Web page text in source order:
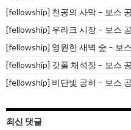
[fellowship] 천공의 사막 – 보스
[fellowship] 우라크 시장 – 보스
[fellowship] 영원한 새벽 숲 – 보
[fellowship] 갓폴 채석장 – 보스
[fellowship] 비단빛 공허 – 보스
최신 댓글